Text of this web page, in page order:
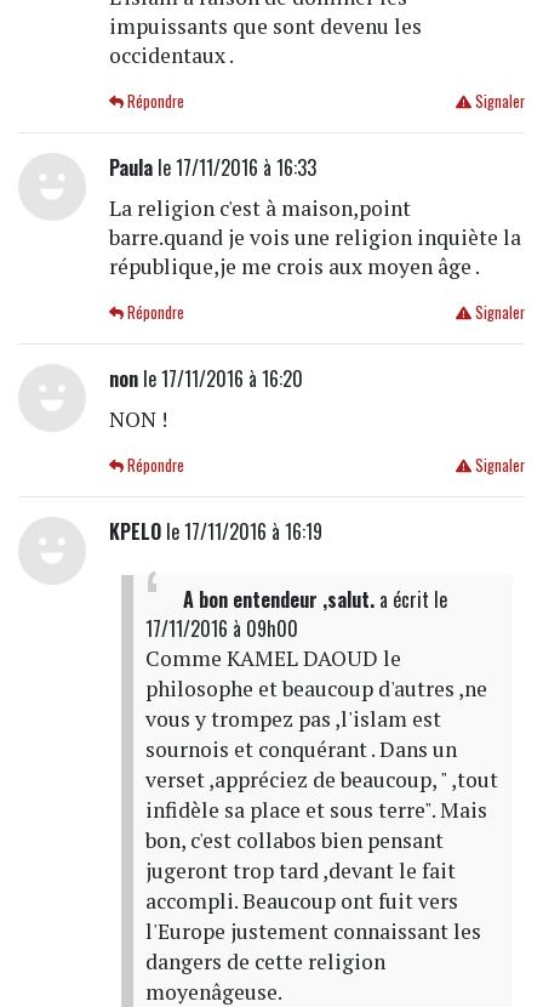
impuissants que sont devenu les
occidentaux .
Signaler
Répondre
Paulale 17/11/2016 à 16:33
La religion c'est à maison,point
barre.quand je vois une religion inquiète la
république,je me crois aux moyen âge .
Signaler
Répondre
nonle 17/11/2016 à 16:20
NON !
Signaler
Répondre
KPELOle 17/11/2016 à 16:19
A bon entendeur ,salut.a écrit le
17/11/2016 à 09h00
Comme KAMEL DAOUD le
philosophe et beaucoup d'autres ,ne
vous y trompez pas ,l'islam est
sournois et conquérant . Dans un
verset ,appréciez de beaucoup, " ,tout
infidèle sa place et sous terre". Mais
bon, c'est collabos bien pensant
jugeront trop tard ,devant le fait
accompli. Beaucoup ont fuit vers
l'Europe justement connaissant les
dangers de cette religion
moyenâgeuse.